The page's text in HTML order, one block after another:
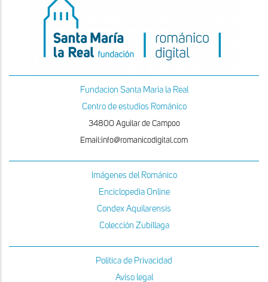
Fundacion Santa Maria la Real
Centro de estudios Románico
34800 Aguilar de Campoo
Email:info@romanicodigital.com
Imágenes del Románico
Enciclopedia Online
Condex Aquilarensis
Colección Zubillaga
Política de Privacidad
Aviso legal